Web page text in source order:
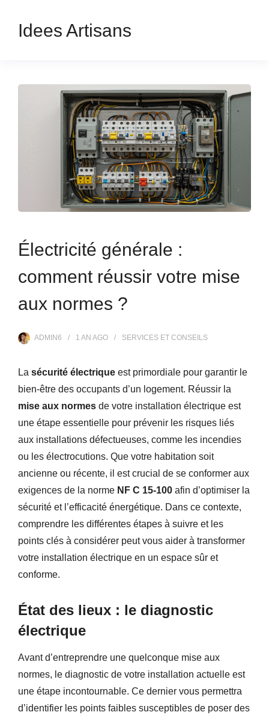
Idees Artisans
Électricité générale :
comment réussir votre mise
aux normes ?
ADMIN6 1 AN AGO SERVICES ET CONSEILS
La sécurité électrique est primordiale pour garantir le
bien-être des occupants d’un logement. Réussir la
mise aux normes de votre installation électrique est
une étape essentielle pour prévenir les risques liés
aux installations défectueuses, comme les incendies
ou les électrocutions. Que votre habitation soit
ancienne ou récente, il est crucial de se conformer aux
exigences de la norme NF C 15-100 afin d’optimiser la
sécurité et l’efficacité énergétique. Dans ce contexte,
comprendre les différentes étapes à suivre et les
points clés à considérer peut vous aider à transformer
votre installation électrique en un espace sûr et
conforme.
État des lieux : le diagnostic
électrique
Avant d’entreprendre une quelconque mise aux
normes, le diagnostic de votre installation actuelle est
une étape incontournable. Ce dernier vous permettra
d’identifier les points faibles susceptibles de poser des